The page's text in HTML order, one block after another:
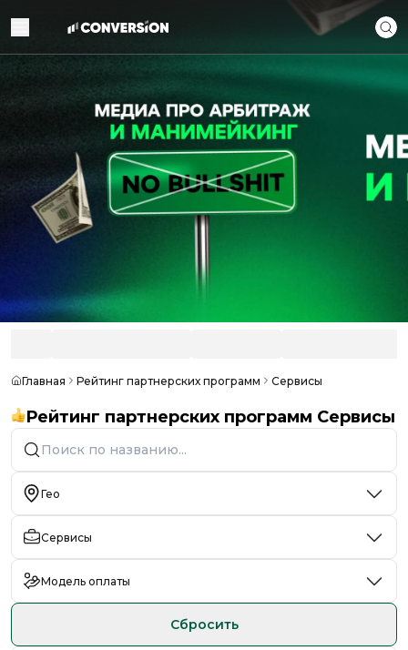
Главная Рейтинг партнерских программ Сервисы
Рейтинг партнерских программ Сервисы
Гео
Сервисы
Модель оплаты
Сбросить